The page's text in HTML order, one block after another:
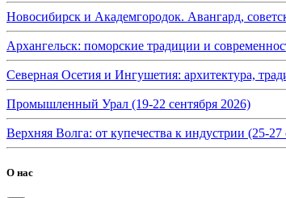
Новосибирск и Академгородок. Авангард,
Архангельск: поморские традиции и
Северная Осетия и Ингушетия: архитектура,
Промышленный Урал (19-22 сентября 2026)
Верхняя Волга: от купечества к индустрии (25-27
О нас